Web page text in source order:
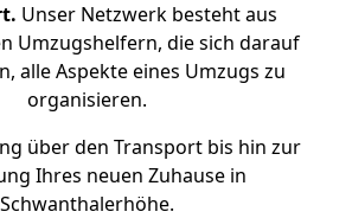
Unser Netzwerk besteht aus
Umzugshelfern, die sich darauf
alle Aspekte eines Umzugs zu
organisieren.
über den Transport bis hin zur
Ihres neuen Zuhause in
Schwanthalerhöhe.